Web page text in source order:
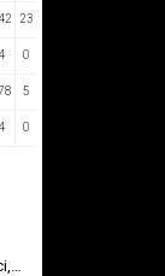
23
0
5
0
Ubráněná Zbrojovka. Dostali jsme lekci, řekl kapitán Klíma. Dulay překonal kamaráda